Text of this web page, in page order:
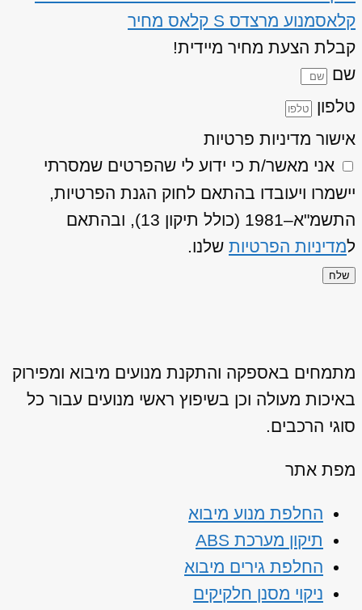
קלאסמנוע מרצדס S קלאס מחיר
קבלת הצעת מחיר מיידית!
שם
טלפון
אישור מדיניות פרטיות
אני מאשר/ת כי ידוע לי שהפרטים שמסרתי
יישמרו ויעובדו בהתאם לחוק הגנת הפרטיות,
התשמ"א–1981 (כולל תיקון 13), ובהתאם
למדיניות הפרטיות שלנו.
שלח
מתמחים באספקה והתקנת מנועים מיבוא ומפירוק
באיכות מעולה וכן בשיפוץ ראשי מנועים עבור כל
סוגי הרכבים.
מפת אתר
החלפת מנוע מיבוא
תיקון מערכת ABS
החלפת גירים מיבוא
ניקוי מסנן חלקיקים